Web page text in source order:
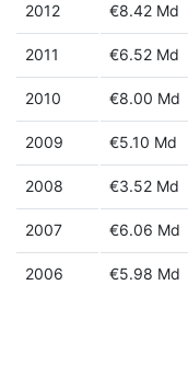
2012 €8.42 Md
2011 €6.52 Md
2010 €8.00 Md
2009 €5.10 Md
2008 €3.52 Md
2007 €6.06 Md
2006 €5.98 Md